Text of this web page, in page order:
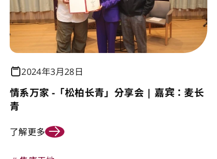
2024年3月28日
情系万家 -「松柏长青」分享会 | 嘉宾：麦长
青
了解更多